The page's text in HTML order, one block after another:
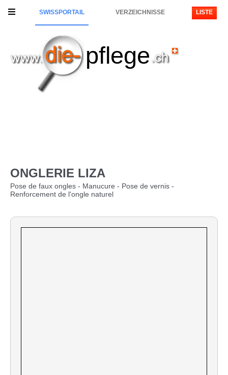
SWISSPORTAIL VERZEICHNISSE LISTE
pflege
ONGLERIE LIZA
Pose de faux ongles - Manucure - Pose de vernis -
Renforcement de l'ongle naturel